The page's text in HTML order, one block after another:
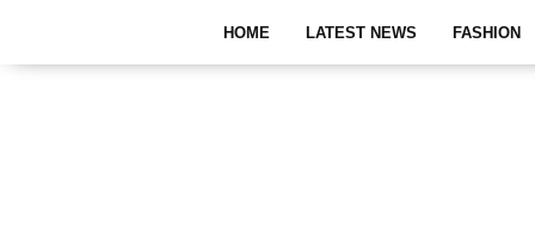
HOME LATEST NEWS FASHION